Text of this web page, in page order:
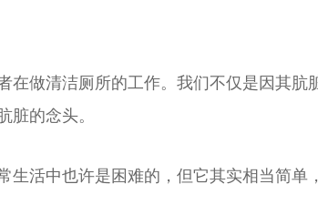
做清洁厕所的工作。我们不仅是因其肮
脏的念头。
活中也许是困难的，但它其实相当简